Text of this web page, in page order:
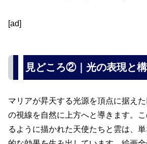
[ad]
見どころ②｜光の表現と
マリアが昇天する光源を頂点に据え
の視線を自然に上方へと導きます。
るように描かれた天使たちと雲は、